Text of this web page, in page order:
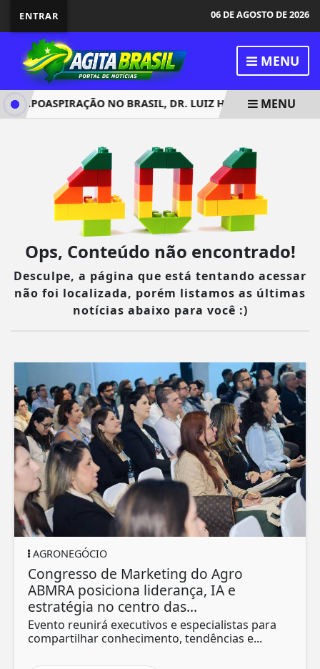
ENTRAR 06 DE AGOSTO DE 2026
MENU
LIPOASPIRAÇÃO NO BRASIL, DR. LUIZ HAROLDO PEREIRA É
MENU
Ops, Conteúdo não encontrado!
Desculpe, a página que está tentando acessar
não foi localizada, porém listamos as últimas
notícias abaixo para você :)
AGRONEGÓCIO
Congresso de Marketing do Agro
ABMRA posiciona liderança, IA e
estratégia no centro das...
Evento reunirá executivos e especialistas para
compartilhar conhecimento, tendências e...